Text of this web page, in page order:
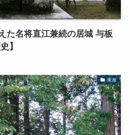
た名将直江兼続の居城 与板
】
東海